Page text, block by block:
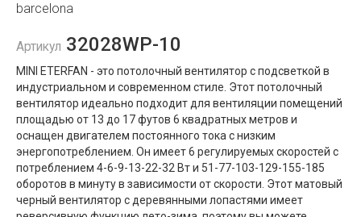
barcelona
Артикул 32028WP-10
MINI ETERFAN - это потолочный вентилятор с подсветкой в ​​
индустриальном и современном стиле. Этот потолочный
вентилятор идеально подходит для вентиляции помещений
площадью от 13 до 17 футов 6 квадратных метров и
оснащен двигателем постоянного тока с низким
энергопотреблением. Он имеет 6 регулируемых скоростей с
потреблением 4-6-9-13-22-32 Вт и 51-77-103-129-155-185
оборотов в минуту в зависимости от скорости. Этот матовый
черный вентилятор с деревянными лопастями имеет